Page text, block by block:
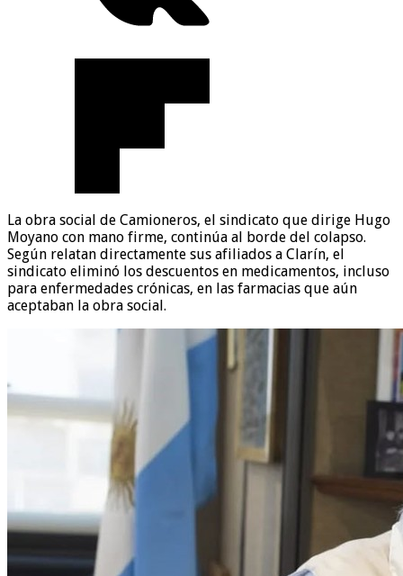
La obra social de Camioneros, el sindicato que dirige Hugo
Moyano con mano firme, continúa al borde del colapso.
Según relatan directamente sus afiliados a Clarín, el
sindicato eliminó los descuentos en medicamentos, incluso
para enfermedades crónicas, en las farmacias que aún
aceptaban la obra social.